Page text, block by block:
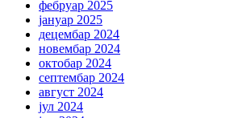
фебруар 2025
јануар 2025
децембар 2024
новембар 2024
октобар 2024
септембар 2024
август 2024
јул 2024